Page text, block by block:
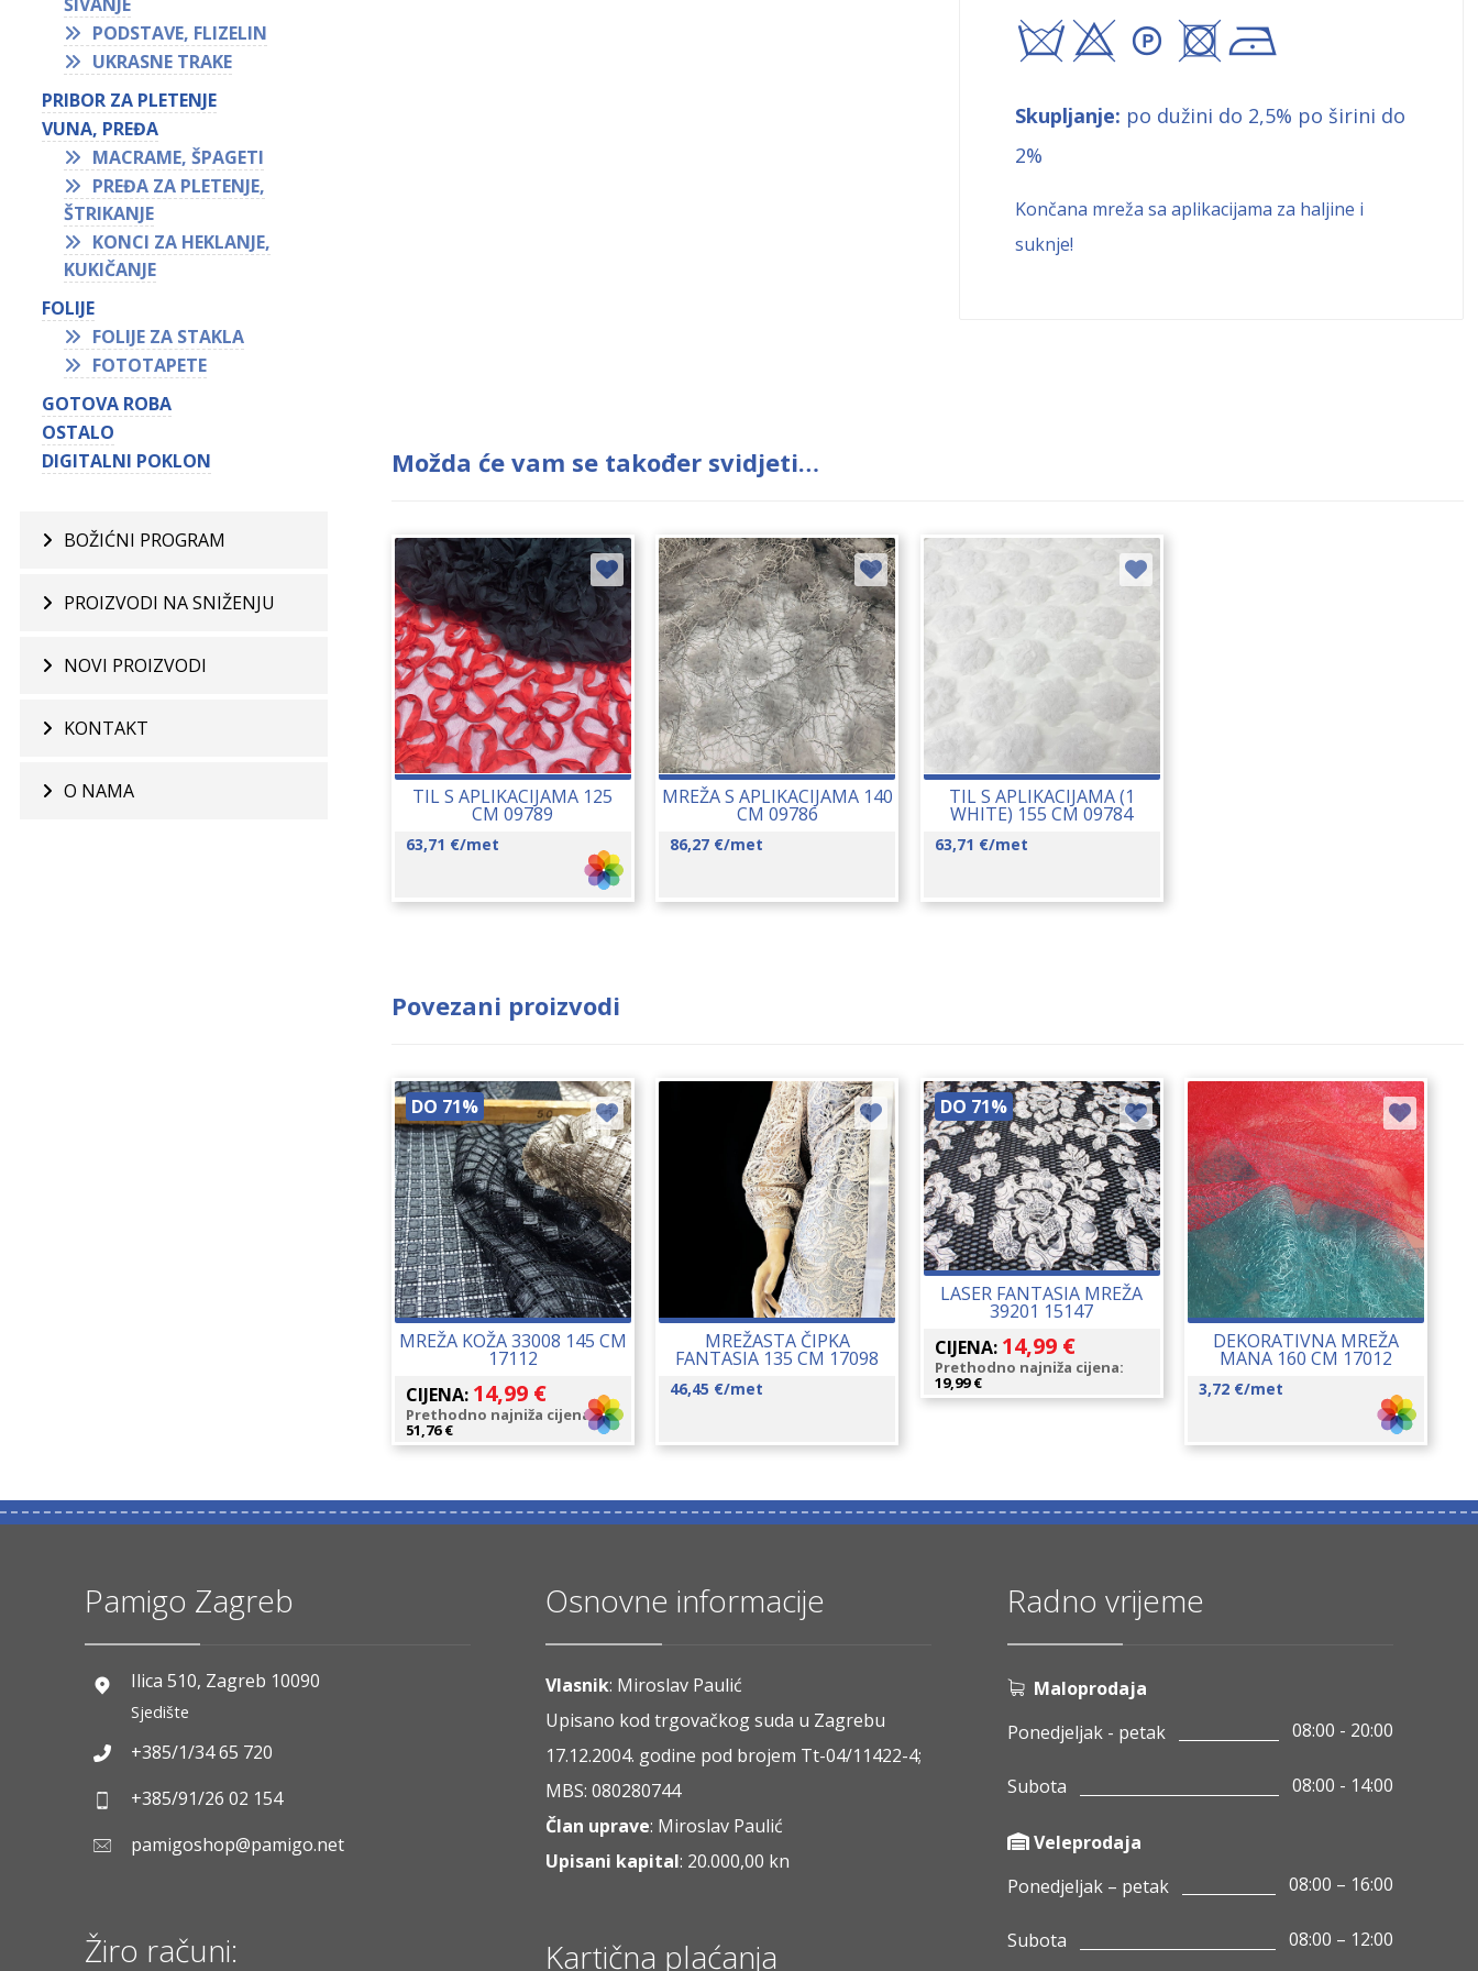
sxA+!
Skupljanje: po dužini do 2,5% po širini do
2%
Končana mreža sa aplikacijama za haljine i
suknje!
Možda će vam se također svidjeti…
TIL S APLIKACIJAMA 125
CM 09789
63,71 €/met
MREŽA S APLIKACIJAMA 140
CM 09786
86,27 €/met
TIL S APLIKACIJAMA (1
WHITE) 155 CM 09784
63,71 €/met
Povezani proizvodi
DO 71%
MREŽA KOŽA 33008 145 CM
17112
CIJENA: 14,99 €
Prethodno najniža cijena:
51,76€
MREŽASTA ČIPKA
FANTASIA 135 CM 17098
46,45 €/met
DO 71%
LASER FANTASIA MREŽA
39201 15147
CIJENA: 14,99 €
Prethodno najniža cijena:
19,99€
DEKORATIVNA MREŽA
MANA 160 CM 17012
3,72 €/met
PODSTAVE, FLIZELIN
UKRASNE TRAKE
PRIBOR ZA PLETENJE
VUNA, PREĐA
MACRAME, ŠPAGETI
PREĐA ZA PLETENJE,
ŠTRIKANJE
KONCI ZA HEKLANJE,
KUKIČANJE
FOLIJE
FOLIJE ZA STAKLA
FOTOTAPETE
GOTOVA ROBA
OSTALO
DIGITALNI POKLON
BOŽIĆNI PROGRAM
PROIZVODI NA SNIŽENJU
NOVI PROIZVODI
KONTAKT
O NAMA
Pamigo Zagreb
Ilica 510, Zagreb 10090
Sjedište
+385/1/34 65 720
+385/91/26 02 154
pamigoshop@pamigo.net
Žiro računi:
Osnovne informacije
Vlasnik: Miroslav Paulić
Upisano kod trgovačkog suda u Zagrebu
17.12.2004. godine pod brojem Tt-04/11422-4;
MBS: 080280744
Član uprave: Miroslav Paulić
Upisani kapital: 20.000,00 kn
Kartična plaćanja
Radno vrijeme
Maloprodaja
Ponedjeljak - petak
08:00 - 20:00
Subota 08:00 - 14:00
Veleprodaja
Ponedjeljak – petak
08:00 – 16:00
Subota 08:00 – 12:00